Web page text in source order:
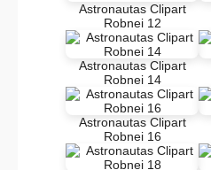
Astronautas Clipart
Robnei 12
Astronautas Clipart
Robnei 14
Astronautas Clipart
Robnei 16